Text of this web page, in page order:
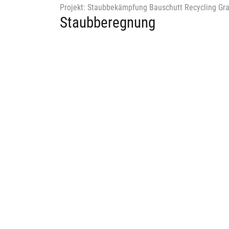
Projekt: Staubbekämpfung Bauschutt Recycling
Staubberegnung